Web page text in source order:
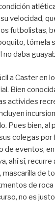
velocidad,
futbolistas,
tómela
daba
a Caster en
Bien
activides
Pues bien, al
colegas por
de eventos,
ahí sí, recurre
mascarilla de
de roca
no es